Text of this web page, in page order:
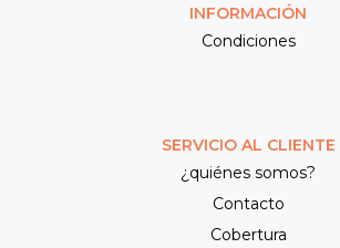
INFORMACIÓN
Condiciones
SERVICIO AL CLIENTE
¿quiénes somos?
Contacto
Cobertura